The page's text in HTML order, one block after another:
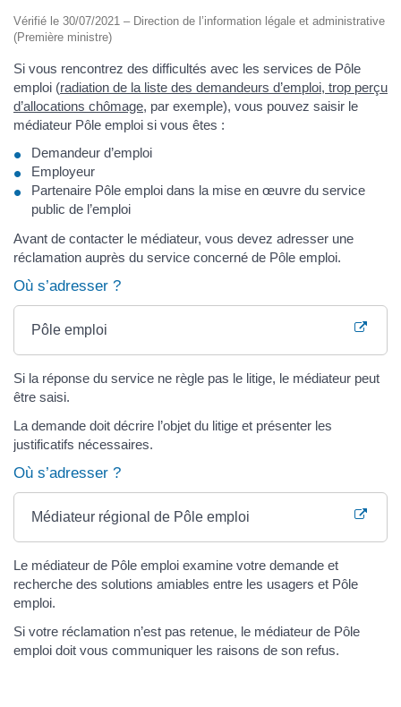
Vérifié le 30/07/2021 – Direction de l’information légale et administrative
(Première ministre)
Si vous rencontrez des difficultés avec les services de Pôle
emploi (radiation de la liste des demandeurs d’emploi, trop perçu
d’allocations chômage, par exemple), vous pouvez saisir le
médiateur Pôle emploi si vous êtes :
Demandeur d’emploi
Employeur
Partenaire Pôle emploi dans la mise en œuvre du service
public de l’emploi
Avant de contacter le médiateur, vous devez adresser une
réclamation auprès du service concerné de Pôle emploi.
Où s’adresser ?
Pôle emploi
Si la réponse du service ne règle pas le litige, le médiateur peut
être saisi.
La demande doit décrire l’objet du litige et présenter les
justificatifs nécessaires.
Où s’adresser ?
Médiateur régional de Pôle emploi
Le médiateur de Pôle emploi examine votre demande et
recherche des solutions amiables entre les usagers et Pôle
emploi.
Si votre réclamation n’est pas retenue, le médiateur de Pôle
emploi doit vous communiquer les raisons de son refus.